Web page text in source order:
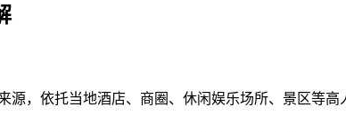
源，依托当地酒店、商圈、休闲娱乐场所、景区等